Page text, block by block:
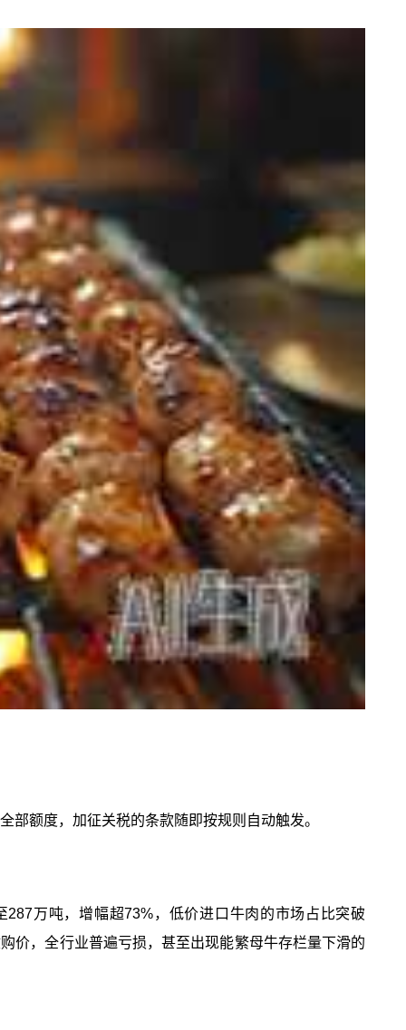
部额度，加征关税的条款随即按规则自动触发。
万吨，增幅超73%，低价进口牛肉的市场占比突破
价，全行业普遍亏损，甚至出现能繁母牛存栏量下滑的